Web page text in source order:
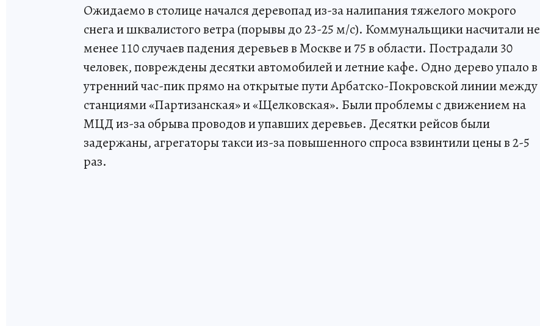
Ожидаемо в столице начался деревопад из-за налипания тяжелого мокрого
снега и шквалистого ветра (порывы до 23-25 м/с). Коммунальщики насчитали не
менее 110 случаев падения деревьев в Москве и 75 в области. Пострадали 30
человек, повреждены десятки автомобилей и летние кафе. Одно дерево упало в
утренний час-пик прямо на открытые пути Арбатско-Покровской линии между
станциями «Партизанская» и «Щелковская». Были проблемы с движением на
МЦД из-за обрыва проводов и упавших деревьев. Десятки рейсов были
задержаны, агрегаторы такси из-за повышенного спроса взвинтили цены в 2-5
раз.